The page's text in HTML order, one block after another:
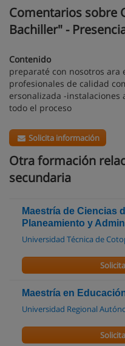
Comentarios sobre
Bachiller" -
Contenido
preparaté con nosotros ara
profesionales de calidad
ersonalizada -
todo el proceso
Solicita información
Otra formación
secundaria
Maestría de Ciencias
Planeamiento y
Universidad Técnica de
Maestría en
Universidad Regional